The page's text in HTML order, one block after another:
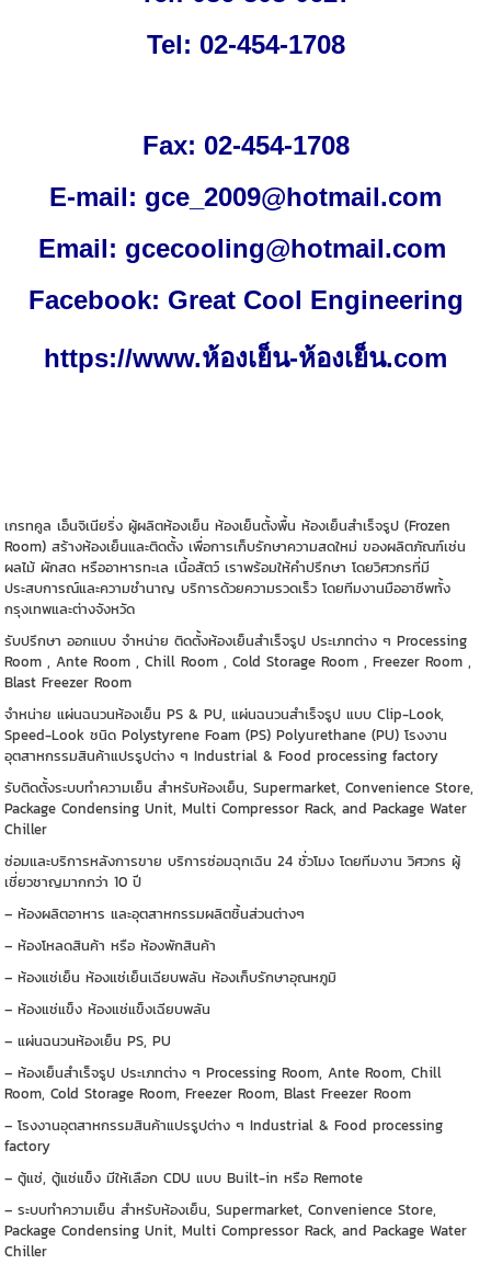
Tel: 02-454-1708
Fax: 02-454-1708
E-mail: gce_2009@hotmail.com
Email: gcecooling@hotmail.com
Facebook: Great Cool Engineering
https://www.ห้องเย็น-ห้องเย็น.com
เกรทคูล เอ็นจิเนียริ่ง ผู้ผลิตห้องเย็น ห้องเย็นตั้งพื้น ห้องเย็นสำเร็จรูป (Frozen
Room) สร้างห้องเย็นและติดตั้ง เพื่อการเก็บรักษาความสดใหม่ ของผลิตภัณฑ์เช่น
ผลไม้ ผักสด หรืออาหารทะเล เนื้อสัตว์ เราพร้อมให้คำปรึกษา โดยวิศวกรที่มี
ประสบการณ์และความชำนาญ บริการด้วยความรวดเร็ว โดยทีมงานมืออาชีพทั้ง
กรุงเทพและต่างจังหวัด
รับปรึกษา ออกแบบ จำหน่าย ติดตั้งห้องเย็นสำเร็จรูป ประเภทต่าง ๆ Processing
Room , Ante Room , Chill Room , Cold Storage Room , Freezer Room ,
Blast Freezer Room
จำหน่าย แผ่นฉนวนห้องเย็น PS & PU, แผ่นฉนวนสำเร็จรูป แบบ Clip-Look,
Speed-Look ชนิด Polystyrene Foam (PS) Polyurethane (PU) โรงงาน
อุตสาหกรรมสินค้าแปรรูปต่าง ๆ Industrial & Food processing factory
รับติดตั้งระบบทำความเย็น สำหรับห้องเย็น, Supermarket, Convenience Store,
Package Condensing Unit, Multi Compressor Rack, and Package Water
Chiller
ซ่อมและบริการหลังการขาย บริการซ่อมฉุกเฉิน 24 ชั่วโมง โดยทีมงาน วิศวกร ผู้
เชี่ยวชาญมากกว่า 10 ปี
– ห้องผลิตอาหาร และอุตสาหกรรมผลิตชิ้นส่วนต่างๆ
– ห้องโหลดสินค้า หรือ ห้องพักสินค้า
– ห้องแช่เย็น ห้องแช่เย็นเฉียบพลัน ห้องเก็บรักษาอุณหภูมิ
– ห้องแช่แข็ง ห้องแช่แข็งเฉียบพลัน
– แผ่นฉนวนห้องเย็น PS, PU
– ห้องเย็นสำเร็จรูป ประเภทต่าง ๆ Processing Room, Ante Room, Chill
Room, Cold Storage Room, Freezer Room, Blast Freezer Room
– โรงงานอุตสาหกรรมสินค้าแปรรูปต่าง ๆ Industrial & Food processing
factory
– ตู้แช่, ตู้แช่แข็ง มีให้เลือก CDU แบบ Built-in หรือ Remote
– ระบบทำความเย็น สำหรับห้องเย็น, Supermarket, Convenience Store,
Package Condensing Unit, Multi Compressor Rack, and Package Water
Chiller